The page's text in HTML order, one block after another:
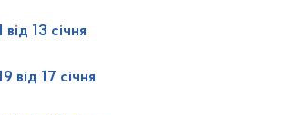
13 січня
від 17 січня